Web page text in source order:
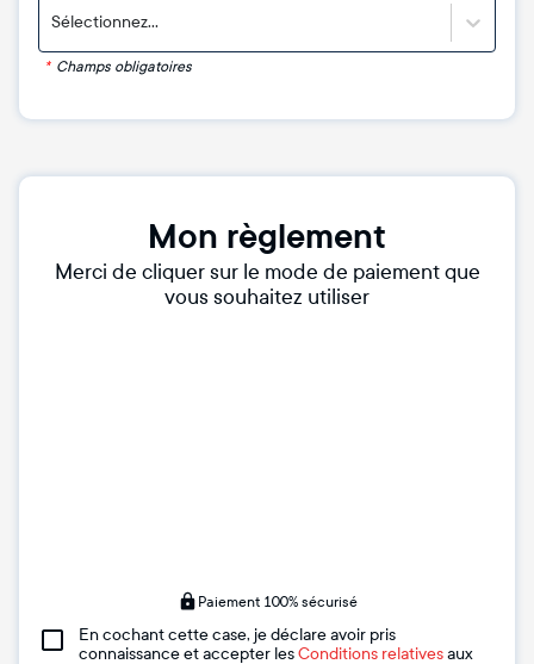
Sélectionnez...
* Champs obligatoires
Mon règlement
Merci de cliquer sur le mode de paiement que
vous souhaitez utiliser
Paiement 100% sécurisé
En cochant cette case, je déclare avoir pris
connaissance et accepter lesConditions relativesaux